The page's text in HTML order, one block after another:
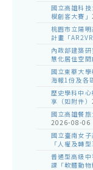
國立高雄科
模創客大賽」
桃園市立陽
計畫「
內政部建築
慧化居住空
國立東華大
海報1份及各
歷史學科中
享（如附件）
國立高雄餐
2026-08-06
國立臺南女
「人權及轉
普通型高級
課「軟體動